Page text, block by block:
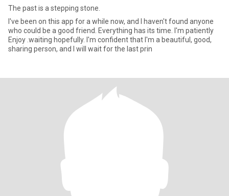
The past is a stepping stone.
I've been on this app for a while now, and I haven't found anyone
who could be a good friend. Everything has its time. I'm patiently
Enjoy .waiting hopefully. I'm confident that I'm a beautiful, good,
sharing person, and I will wait for the last prin